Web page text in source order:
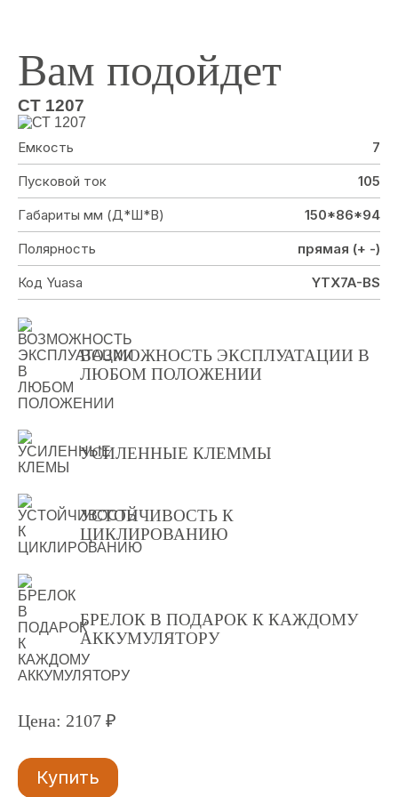
Вам подойдет
СТ 1207
Емкость
7
Пусковой ток
105
Гaбариты мм (Д*Ш*В)
150*86*94
Полярность
прямая (+ -)
Код Yuasa
YTX7A-BS
ВОЗМОЖНОCTЬ ЭКСПЛУАТАЦИИ В
ЛЮБОМ ПОЛОЖЕНИИ
УСИЛЕННЫЕ КЛЕММЫ
УCTОЙЧИВОCTЬ К
ЦИКЛИРОВАНИЮ
БРЕЛОК В ПОДАРОК К КАЖДОМУ
АККУМУЛЯТОРУ
Цена: 2107 ₽
Купить